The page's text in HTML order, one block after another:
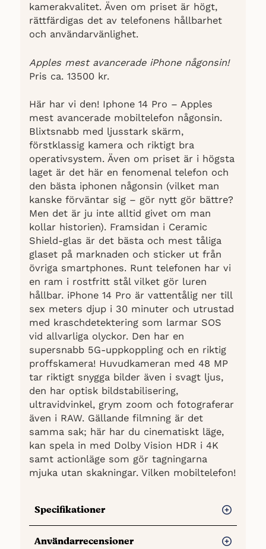
kamerakvalitet. Även om priset är högt,
rättfärdigas det av telefonens hållbarhet
och användarvänlighet.
Apples mest avancerade iPhone någonsin!
Pris ca. 13500 kr.
Här har vi den! Iphone 14 Pro – Apples
mest avancerade mobiltelefon någonsin.
Blixtsnabb med ljusstark skärm,
förstklassig kamera och riktigt bra
operativsystem. Även om priset är i högsta
laget är det här en fenomenal telefon och
den bästa iphonen någonsin (vilket man
kanske förväntar sig – gör nytt gör bättre?
Men det är ju inte alltid givet om man
kollar historien). Framsidan i Ceramic
Shield-glas är det bästa och mest tåliga
glaset på marknaden och sticker ut från
övriga smartphones. Runt telefonen har vi
en ram i rostfritt stål vilket gör luren
hållbar. iPhone 14 Pro är vattentålig ner till
sex meters djup i 30 minuter och utrustad
med kraschdetektering som larmar SOS
vid allvarliga olyckor. Den har en
supersnabb 5G-uppkoppling och en riktig
proffskamera! Huvudkameran med 48 MP
tar riktigt snygga bilder även i svagt ljus,
den har optisk bildstabilisering,
ultravidvinkel, grym zoom och fotograferar
även i RAW. Gällande filmning är det
samma sak; här har du cinematiskt läge,
kan spela in med Dolby Vision HDR i 4K
samt actionläge som gör tagningarna
mjuka utan skakningar. Vilken mobiltelefon!
Specifikationer
Lagringskapacitet:
128, 256 och 512 GB
Användarrecensioner